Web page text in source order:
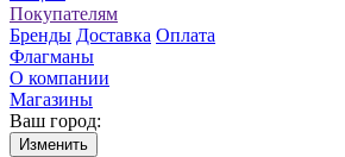
Покупателям
Бренды Доставка Оплата
Флагманы
О компании
Магазины
Ваш город:
Изменить